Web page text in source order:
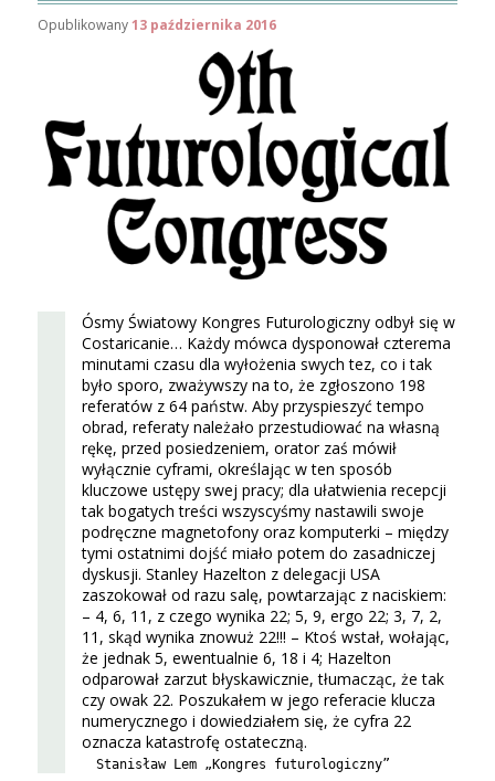
Opublikowany13 października 2016
Ósmy Światowy Kongres Futurologiczny odbył się w
Costaricanie… Każdy mówca dysponował czterema
minutami czasu dla wyłożenia swych tez, co i tak
było sporo, zważywszy na to, że zgłoszono 198
referatów z 64 państw. Aby przyspieszyć tempo
obrad, referaty należało przestudiować na własną
rękę, przed posiedzeniem, orator zaś mówił
wyłącznie cyframi, określając w ten sposób
kluczowe ustępy swej pracy; dla ułatwienia recepcji
tak bogatych treści wszyscyśmy nastawili swoje
podręczne magnetofony oraz komputerki – między
tymi ostatnimi dojść miało potem do zasadniczej
dyskusji. Stanley Hazelton z delegacji USA
zaszokował od razu salę, powtarzając z naciskiem:
– 4, 6, 11, z czego wynika 22; 5, 9, ergo 22; 3, 7, 2,
11, skąd wynika znowuż 22!!! – Ktoś wstał, wołając,
że jednak 5, ewentualnie 6, 18 i 4; Hazelton
odparował zarzut błyskawicznie, tłumacząc, że tak
czy owak 22. Poszukałem w jego referacie klucza
numerycznego i dowiedziałem się, że cyfra 22
oznacza katastrofę ostateczną.
Stanisław Lem „Kongres futurologiczny”